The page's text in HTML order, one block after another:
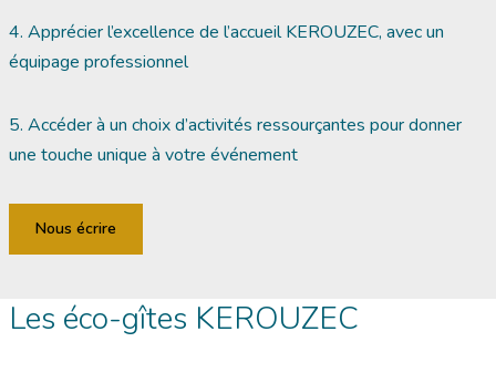
4. Apprécier l’excellence de l’accueil KEROUZEC, avec un
équipage professionnel
5. Accéder à un choix d’activités ressourçantes pour donner
une touche unique à votre événement
Nous écrire
Les éco-gîtes KEROUZEC